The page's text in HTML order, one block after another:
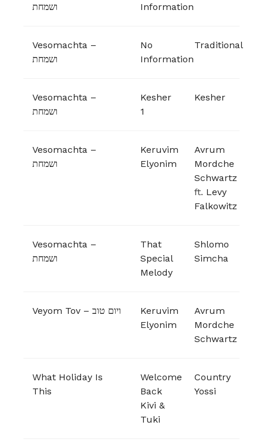
ושמחת
Information
Vesomachta –
ושמחת
No
Information
Traditional
Vesomachta –
ושמחת
Kesher
1
Kesher
Vesomachta –
ושמחת
Keruvim
Elyonim
Avrum
Mordche
Schwartz
ft. Levy
Falkowitz
Vesomachta –
ושמחת
That
Special
Melody
Shlomo
Simcha
Veyom Tov – ויום טוב
Keruvim
Elyonim
Avrum
Mordche
Schwartz
What Holiday Is
This
Welcome
Back
Kivi &
Tuki
Country
Yossi